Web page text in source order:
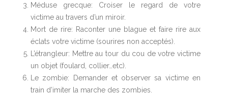
Méduse grecque: Croiser le regard de votre
victime au travers d’un miroir.
Mort de rire: Raconter une blague et faire rire aux
éclats votre victime (sourires non acceptés).
L’étrangleur: Mettre au tour du cou de votre victime
un objet (foulard, collier…etc).
Le zombie: Demander et observer sa victime en
train d’imiter la marche des zombies.